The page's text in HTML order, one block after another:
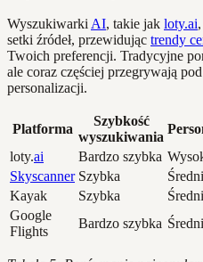
Wyszukiwarki AI, takie jak loty.ai
setki źródeł, przewidując trendy
Twoich preferencji. Tradycyjne
ale coraz częściej przegrywają
personalizacji.
Platforma
Szybkość
wyszukiwania
loty.ai Bardzo szybka
Skyscanner Szybka
Kayak
Szybka
Google
Flights
Bardzo szybka